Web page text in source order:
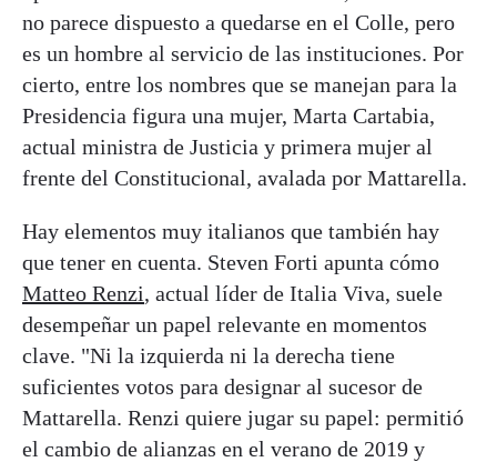
no parece dispuesto a quedarse en el Colle, pero
es un hombre al servicio de las instituciones. Por
cierto, entre los nombres que se manejan para la
Presidencia figura una mujer, Marta Cartabia,
actual ministra de Justicia y primera mujer al
frente del Constitucional, avalada por Mattarella.
Hay elementos muy italianos que también hay
que tener en cuenta. Steven Forti apunta cómo
Matteo Renzi, actual líder de Italia Viva, suele
desempeñar un papel relevante en momentos
clave. "Ni la izquierda ni la derecha tiene
suficientes votos para designar al sucesor de
Mattarella. Renzi quiere jugar su papel: permitió
el cambio de alianzas en el verano de 2019 y